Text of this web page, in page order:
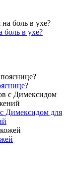
боль в ухе?
Димексидом для